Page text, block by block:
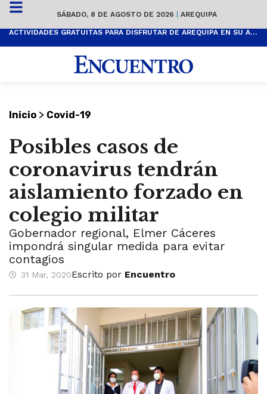
SÁBADO, 8 DE AGOSTO DE 2026 | AREQUIPA
ACTIVIDADES GRATUITAS PARA DISFRUTAR DE AREQUIPA EN SU ANIVERSARIO
Inicio > Covid-19
Posibles casos de
coronavirus tendrán
aislamiento forzado en
colegio militar
Gobernador regional, Elmer Cáceres
impondrá singular medida para evitar
contagios
31 Mar, 2020Escrito por Encuentro